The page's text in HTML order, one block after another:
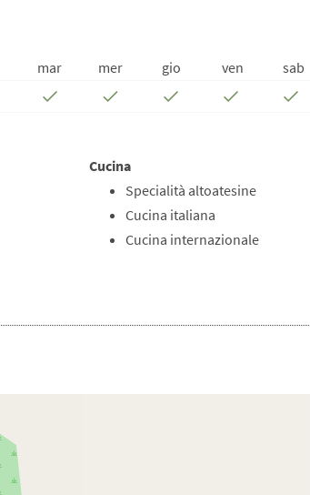
mar mer gio ven sab
Cucina
Specialità altoatesine
Cucina italiana
Cucina internazionale